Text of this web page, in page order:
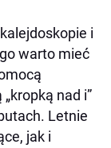
i
warto mieć
nad i”
Letnie
jak i